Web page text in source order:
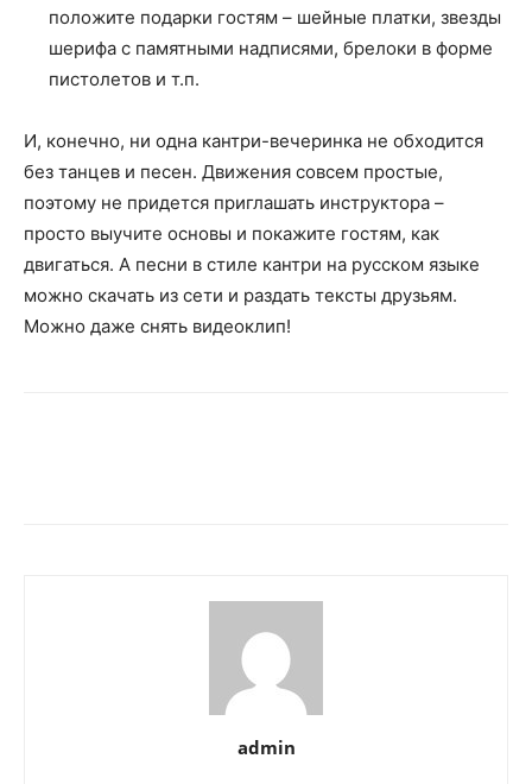
положите подарки гостям – шейные платки, звезды
шерифа с памятными надписями, брелоки в форме
пистолетов и т.п.
И, конечно, ни одна кантри-вечеринка не обходится
без танцев и песен. Движения совсем простые,
поэтому не придется приглашать инструктора –
просто выучите основы и покажите гостям, как
двигаться. А песни в стиле кантри на русском языке
можно скачать из сети и раздать тексты друзьям.
Можно даже снять видеоклип!
admin